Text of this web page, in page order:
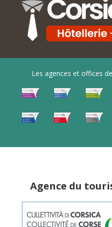
Les agences et offices
Agence du